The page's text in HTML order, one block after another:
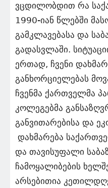
ვცდილობდით რა
1990-იან წლებში
გამკლავებასა და
გადასვლაში.
ერთად, ჩვენი
განხორციელებას
ჩვენმა ქართველმა
კოლეგებმა
განვითარებისა და
დახმარება
და თავისუფალი
ჩამოყალიბების
არსებითია